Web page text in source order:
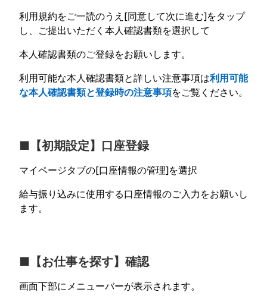
利用規約をご一読のうえ[同意して次に進む]をタップ
し、ご提出いただく本人確認書類を選択して
本人確認書類のご登録をお願いします。
利用可能な本人確認書類と詳しい注意事項は利用可能
な本人確認書類と登録時の注意事項をご覧ください。
■【初期設定】口座登録
マイページタブの[口座情報の管理]を選択
給与振り込みに使用する口座情報のご入力をお願いし
ます。
■【お仕事を探す】確認
画面下部にメニューバーが表示されます。